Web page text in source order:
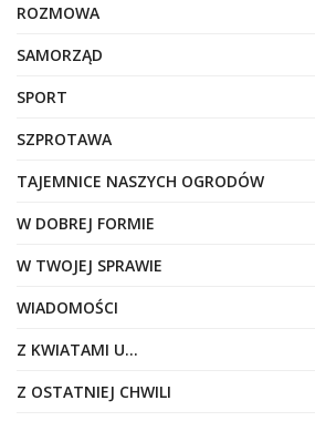
ROZMOWA
SAMORZĄD
SPORT
SZPROTAWA
TAJEMNICE NASZYCH OGRODÓW
W DOBREJ FORMIE
W TWOJEJ SPRAWIE
WIADOMOŚCI
Z KWIATAMI U…
Z OSTATNIEJ CHWILI